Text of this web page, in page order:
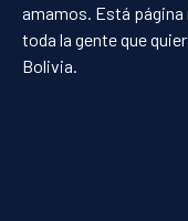
amamos. Está
toda la gente que
Bolivia.